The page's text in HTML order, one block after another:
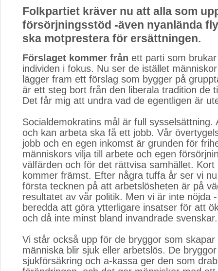
Folkpartiet kräver nu att alla som
försörjningsstöd -även nyanlända
ska motprestera för ersättningen.
Förslaget kommer från ett parti som
individen i fokus. Nu ser de istället
lägger fram ett förslag som bygger på
är ett steg bort från den liberala tradition de
Det får mig att undra vad de egentligen är
Socialdemokratins mål är full sysselsättning.
och kan arbeta ska få ett jobb. Vår
jobb och en egen inkomst är grunden för
människors vilja till arbete och egen
välfärden och för det rättvisa samhället. Kort
kommer främst. Efter några tuffa år ser vi
första tecknen på att arbetslösheten är på
resultatet av vår politik. Men vi är inte nöjda
beredda att göra ytterligare insatser för att
och då inte minst bland invandrade svenskar.
Vi står också upp för de bryggor som
människa blir sjuk eller arbetslös. De
sjukförsäkring och a-kassa ger den som